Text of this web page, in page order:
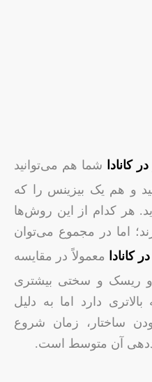
کانادا
شما هم می‌توانید
و هم یک بیزینس را که
هر کدام از این روش‌ها
اما در مجموع می‌توان
کانادا
معمولاً در مقایسه
و ریسک و سختی بیشتری
دارد اما به دلیل
ساختار، زمان شروع
آن متوسط است.